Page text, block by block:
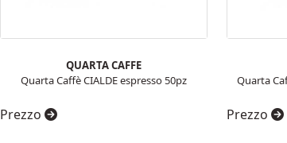
QUARTA CAFFE
Quarta Caffè CIALDE espresso 50pz
Prezzo
Quarta
Prezzo